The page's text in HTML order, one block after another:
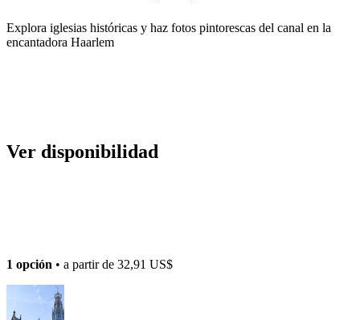
Explora iglesias históricas y haz fotos pintorescas del canal en la
encantadora Haarlem
Ver disponibilidad
1 opción • a partir de 32,91 US$